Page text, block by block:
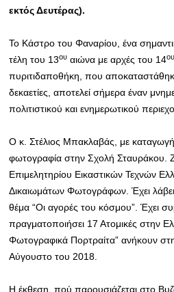
εκτός Δευτέρας).
Το Κάστρο του Φαναρίου, ένα
τέλη του 13ου αιώνα με αρχές του 14ου
πυριτιδαποθήκη, που
δεκαετίες, αποτελεί σήμερα έναν
πολιτιστικού και ενημερωτικού
Ο κ. Στέλιος Μπακλαβάς, με
φωτογραφία στην Σχολή Σταυράκου.
Επιμελητηρίου Εικαστικών Τεχνών
Δικαιωμάτων Φωτογράφων. Έχει
θέμα “Οι αγορές του κόσμου”. Έχει
πραγματοποιήσει 17 Ατομικές στην
Φωτογραφικά Πορτραίτα” ανήκουν
Αύγουστο του 2018.
Η έκθεση, πού παρουσιάζεται στο